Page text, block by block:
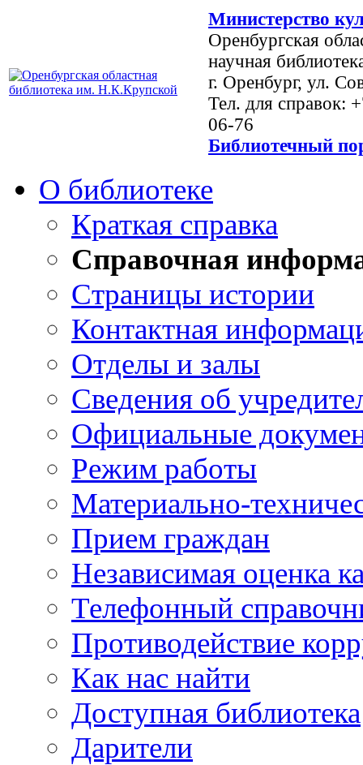
Министерство
Оренбургская
научная
г. Оренбург, ул.
Тел. для справок:
06-76
Библиотечный
О библиотеке
Краткая справка
Справочная
Страницы истории
Контактная
Отделы и залы
Сведения об
Официальные
Режим работы
Материально-
Прием граждан
Независимая оценка
Телефонный
Противодействие
Как нас найти
Доступная библиотека
Дарители